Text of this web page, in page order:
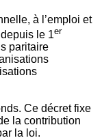
à l’emploi et
le 1er
paritaire
Ce décret fixe
la contribution
la loi.